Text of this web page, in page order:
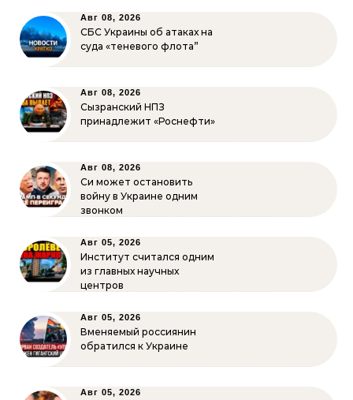
Авг 08, 2026
СБС Украины об атаках на
суда «теневого флота”
Авг 08, 2026
Сызранский НПЗ
принадлежит «Роснефти»
Авг 08, 2026
Си может остановить
войну в Украине одним
звонком
Авг 05, 2026
Институт считался одним
из главных научных
центров
Авг 05, 2026
Вменяемый россиянин
обратился к Украине
Авг 05, 2026